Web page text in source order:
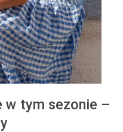
w tym sezonie –